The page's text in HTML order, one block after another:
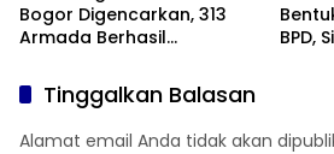
Bogor Digencarkan, 313
Armada Berhasil
BPD,
Tinggalkan Balasan
Alamat email Anda tidak akan